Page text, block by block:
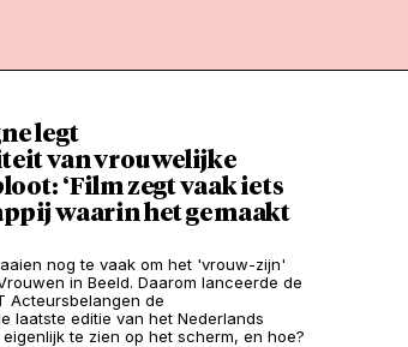
legt
van vrouwelijke
‘Film zegt vaak iets
waarin het gemaakt
nog te vaak om het 'vrouw-zijn'
in Beeld. Daarom lanceerde de
Acteursbelangen de
laatste editie van het Nederlands
te zien op het scherm, en hoe?